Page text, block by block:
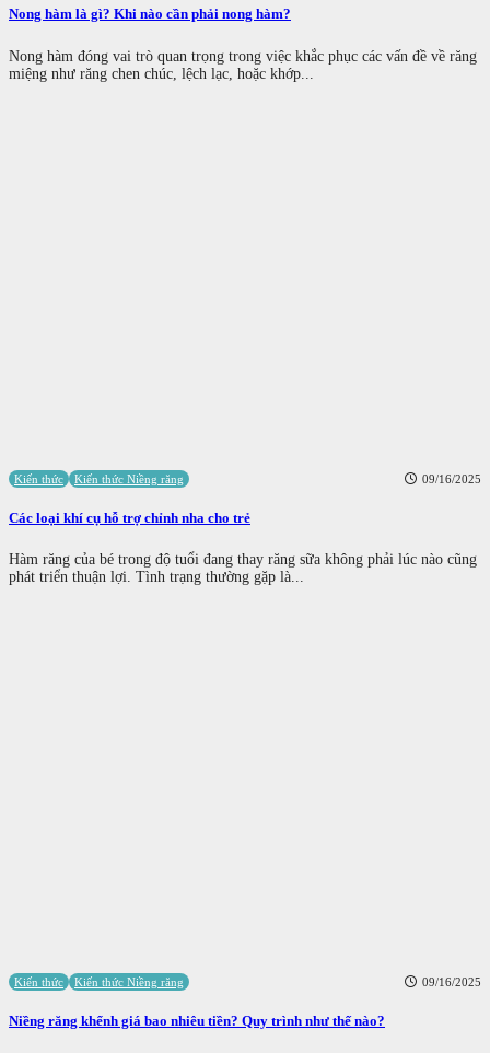
Nong hàm là gì? Khi nào cần phải nong hàm?
Nong hàm đóng vai trò quan trọng trong việc khắc phục các vấn đề về răng
miệng như răng chen chúc, lệch lạc, hoặc khớp...
Kiến thức Kiến thức Niềng răng 09/16/2025
Các loại khí cụ hỗ trợ chỉnh nha cho trẻ
Hàm răng của bé trong độ tuổi đang thay răng sữa không phải lúc nào cũng
phát triển thuận lợi. Tình trạng thường gặp là...
Kiến thức Kiến thức Niềng răng 09/16/2025
Niềng răng khểnh giá bao nhiêu tiền? Quy trình như thế nào?